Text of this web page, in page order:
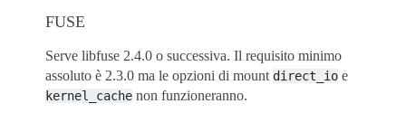
FUSE
Serve libfuse 2.4.0 o successiva. Il requisito minimo
assoluto è 2.3.0 ma le opzioni di mount direct_io e
kernel_cache non funzioneranno.